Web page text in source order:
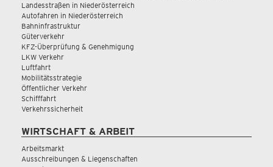
Landesstraßen in Niederösterreich
Autofahren in Niederösterreich
Bahninfrastruktur
Güterverkehr
KFZ-Überprüfung & Genehmigung
LKW Verkehr
Luftfahrt
Mobilitätsstrategie
Öffentlicher Verkehr
Schifffahrt
Verkehrssicherheit
WIRTSCHAFT & ARBEIT
Arbeitsmarkt
Ausschreibungen & Liegenschaften